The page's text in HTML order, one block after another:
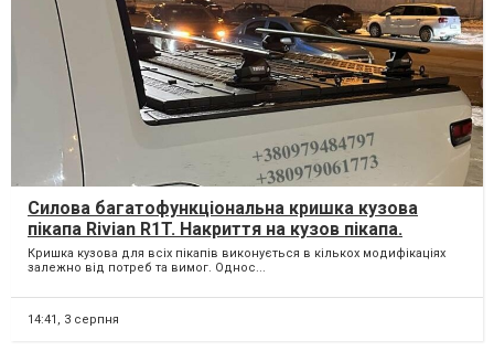
Силова багатофункціональна кришка кузова
пікапа Rivian R1T. Накриття на кузов пікапа.
Кришка кузова пікапа.
Кришка кузова для всіх пікапів виконується в кількох модифікаціях
залежно від потреб та вимог. Однос...
14:41, 3 серпня